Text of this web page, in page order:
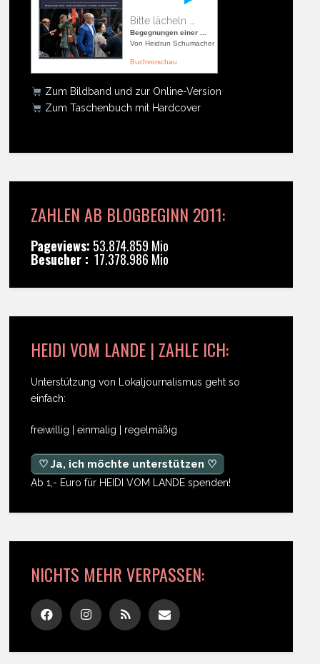
Bitte lächeln ...
Begegnungen einer ...
Von Heidrun Schumacher
Buchvorschau
Zum Bildband und zur Online-Version
Zum Taschenbuch mit Hardcover
ZAHLEN AB BLOGBEGINN 2011:
Pageviews: 53.874.859 Mio
Besucher : 17.378.986 Mio
HEIDI VOM LANDE | ZAHLE ICH:
Unterstützung von Lokaljournalismus geht so
einfach:
freiwillig | einmalig | regelmäßig
♡ Ja, ich möchte unterstützen ♡
Ab 1,- Euro für HEIDI VOM LANDE spenden!
NICHTS MEHR VERPASSEN: